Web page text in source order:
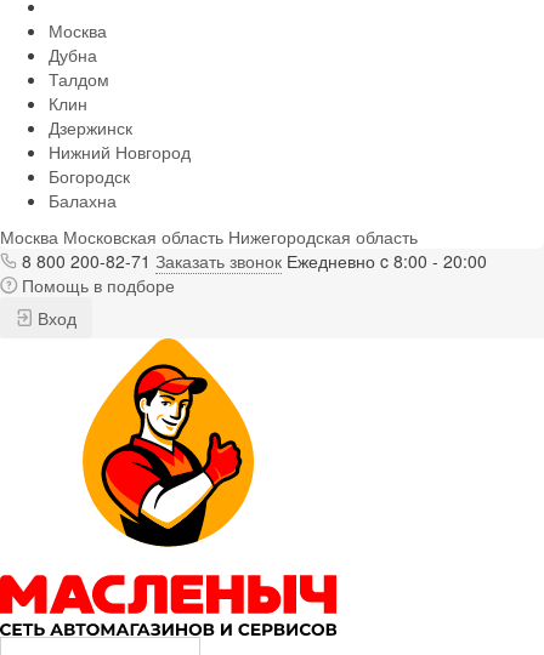
Москва
Дубна
Талдом
Клин
Дзержинск
Нижний Новгород
Богородск
Балахна
Москва Московская область Нижегородская область
8 800 200-82-71 Заказать звонок Ежедневно c 8:00 - 20:00
Помощь в подборе
Вход